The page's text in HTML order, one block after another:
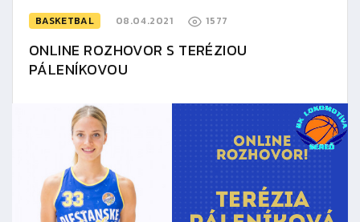
BASKETBAL 08.04.2021 1577
ONLINE ROZHOVOR S TERÉZIOU
PÁLENÍKOVOU